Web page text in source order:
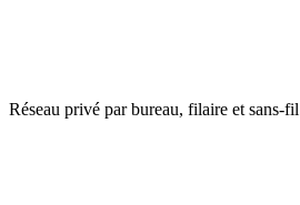
Réseau privé par bureau, filaire et sans-fil